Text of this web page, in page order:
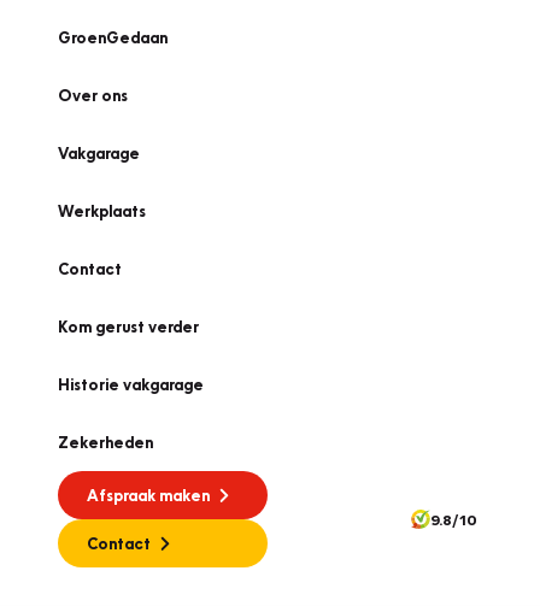
GroenGedaan
Over ons
Vakgarage
Werkplaats
Contact
Kom gerust verder
Historie vakgarage
Zekerheden
Afspraak maken
Contact
9.8/10